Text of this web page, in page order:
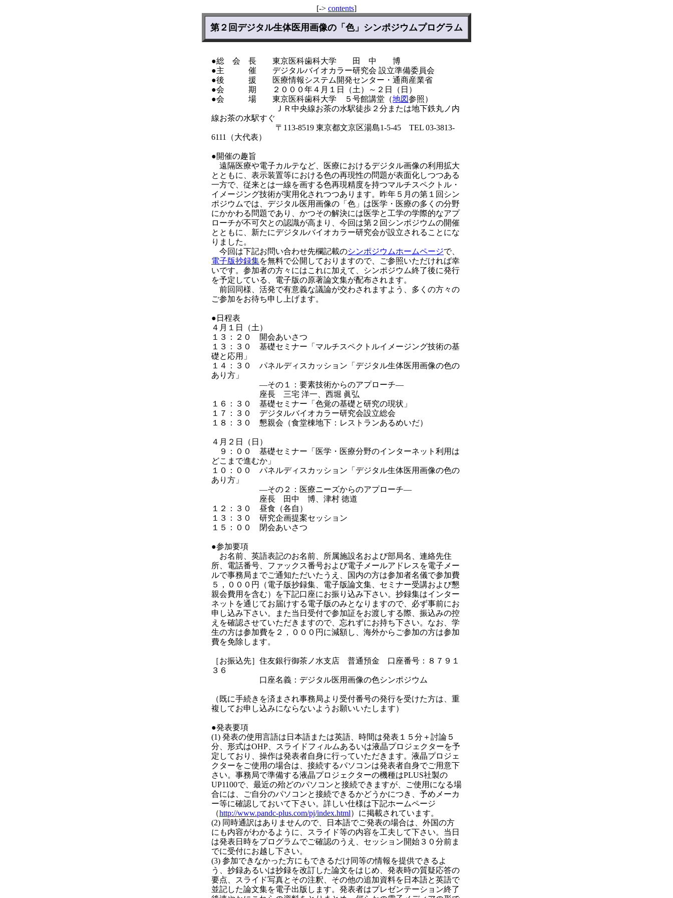
[-> contents]
第２回デジタル生体医用画像の「色」シンポジウムプログラム
●総 会 長 東京医科歯科大学 田 中 博
●主 催 デジタルバイオカラー研究会 設立準備委員会
●後 援 医療情報システム開発センター・通商産業省
●会 期 ２０００年４月１日（土）～２日（日）
●会 場 東京医科歯科大学 ５号館講堂（地図参照）
ＪＲ中央線お茶の水駅徒歩２分または地下鉄丸ノ内
線お茶の水駅すぐ
〒113-8519 東京都文京区湯島1-5-45 TEL 03-3813-
6111（大代表）
●開催の趣旨
遠隔医療や電子カルテなど、医療におけるデジタル画像の利用拡大
とともに、表示装置等における色の再現性の問題が表面化しつつある
一方で、従来とは一線を画する色再現精度を持つマルチスペクトル・
イメージング技術が実用化されつつあります。昨年５月の第１回シン
ポジウムでは、デジタル医用画像の「色」は医学・医療の多くの分野
にかかわる問題であり、かつその解決には医学と工学の学際的なアプ
ローチが不可欠との認識が高まり、今回は第２回シンポジウムの開催
とともに、新たにデジタルバイオカラー研究会が設立されることにな
りました。
今回は下記お問い合わせ先欄記載のシンポジウムホームページで、
電子版抄録集を無料で公開しておりますので、ご参照いただければ幸
いです。参加者の方々にはこれに加えて、シンポジウム終了後に発行
を予定している、電子版の原著論文集が配布されます。
前回同様、活発で有意義な議論が交わされますよう、多くの方々の
ご参加をお待ち申し上げます。
●日程表
４月１日（土）
１３：２０ 開会あいさつ
１３：３０ 基礎セミナー「マルチスペクトルイメージング技術の基
礎と応用」
１４：３０ パネルディスカッション「デジタル生体医用画像の色の
あり方」
―その１：要素技術からのアプローチ―
座長 三宅 洋一、西堀 眞弘
１６：３０ 基礎セミナー「色覚の基礎と研究の現状」
１７：３０ デジタルバイオカラー研究会設立総会
１８：３０ 懇親会（食堂棟地下：レストランあるめいだ）
４月２日（日）
９：００ 基礎セミナー「医学・医療分野のインターネット利用は
どこまで進むか」
１０：００ パネルディスカッション「デジタル生体医用画像の色の
あり方」
―その２：医療ニーズからのアプローチ―
座長 田中 博、津村 徳道
１２：３０ 昼食（各自）
１３：３０ 研究企画提案セッション
１５：００ 閉会あいさつ
●参加要項
お名前、英語表記のお名前、所属施設名および部局名、連絡先住
所、電話番号、ファックス番号および電子メールアドレスを電子メー
ルで事務局までご通知ただいたうえ、国内の方は参加者名儀で参加費
５，０００円（電子版抄録集、電子版論文集、セミナー受講および懇
親会費用を含む）を下記口座にお振り込み下さい。抄録集はインター
ネットを通じてお届けする電子版のみとなりますので、必ず事前にお
申し込み下さい。また当日受付で参加証をお渡しする際、振込みの控
えを確認させていただきますので、忘れずにお持ち下さい。なお、学
生の方は参加費を２，０００円に減額し、海外からご参加の方は参加
費を免除します。
［お振込先］住友銀行御茶ノ水支店 普通預金 口座番号：８７９１
３６
口座名義：デジタル医用画像の色シンポジウム
（既に手続きを済まされ事務局より受付番号の発行を受けた方は、重
複してお申し込みにならないようお願いいたします）
●発表要項
(1) 発表の使用言語は日本語または英語、時間は発表１５分＋討論５
分、形式はOHP、スライドフィルムあるいは液晶プロジェクターを予
定しており、操作は発表者自身に行っていただきます。液晶プロジェ
クターをご使用の場合は、接続するパソコンは発表者自身でご用意下
さい。事務局で準備する液晶プロジェクターの機種はPLUS社製の
UP1100で、最近の殆どのパソコンと接続できますが、ご使用になる場
合には、ご自分のパソコンと接続できるかどうかにつき、予めメーカ
ー等に確認しておいて下さい。詳しい仕様は下記ホームページ
（http://www.pandc-plus.com/pj/index.html）に掲載されています。
(2) 同時通訳はありませんので、日本語でご発表の場合は、外国の方
にも内容がわかるように、スライド等の内容を工夫して下さい。当日
は発表日時をプログラムでご確認のうえ、セッション開始３０分前ま
でに受付にお越し下さい。
(3) 参加できなかった方にもできるだけ同等の情報を提供できるよ
う、抄録あるいは抄録を改訂した論文をはじめ、発表時の質疑応答の
要点、スライド写真とその注釈、その他の追加資料を日本語と英語で
並記した論文集を電子出版します。発表者はプレゼンテーション終了